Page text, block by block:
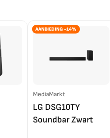
AANBIEDING -14%
MediaMarkt
LG DSG10TY
Soundbar Zwart